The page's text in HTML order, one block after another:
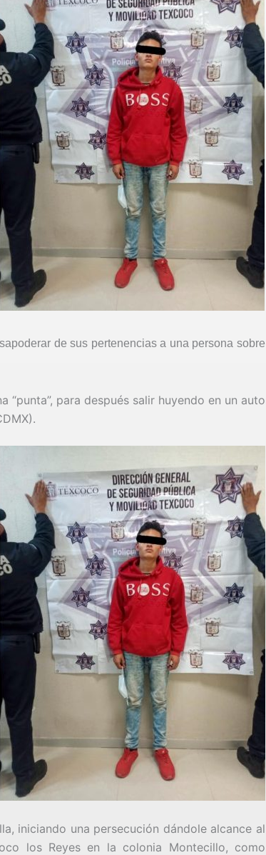
de sus pertenencias a una persona sobre
para después salir huyendo en un auto
iniciando una persecución dándole alcance al
los Reyes en la colonia Montecillo, como